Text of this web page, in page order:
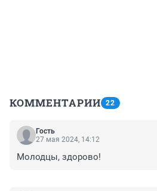
КОММЕНТАРИИ 22
Гость
27 мая 2024, 14:12
Молодцы, здорово!